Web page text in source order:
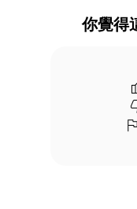
你覺得